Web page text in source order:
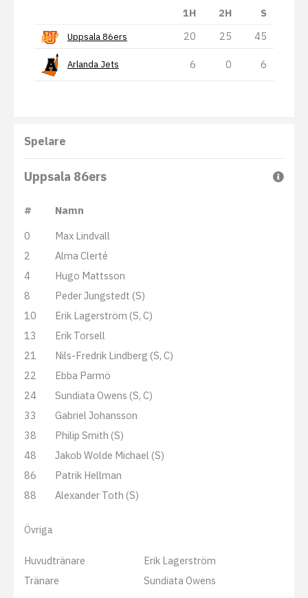
1H 2H S
Uppsala 86ers 20 25 45
Arlanda Jets 6 0 6
Spelare
Uppsala 86ers
#
Namn
0
Max Lindvall
2
Alma Clerté
4
Hugo Mattsson
8
Peder Jungstedt (S)
10
Erik Lagerström (S, C)
13
Erik Torsell
21
Nils-Fredrik Lindberg (S, C)
22
Ebba Parmö
24
Sundiata Owens (S, C)
33
Gabriel Johansson
38
Philip Smith (S)
48
Jakob Wolde Michael (S)
86
Patrik Hellman
88
Alexander Toth (S)
Övriga
Huvudtränare
Erik Lagerström
Tränare
Sundiata Owens